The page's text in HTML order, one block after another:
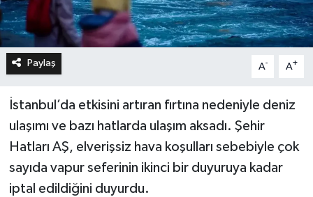
Paylaş A- A+
İstanbul’da etkisini artıran fırtına nedeniyle deniz
ulaşımı ve bazı hatlarda ulaşım aksadı. Şehir
Hatları AŞ, elverişsiz hava koşulları sebebiyle çok
sayıda vapur seferinin ikinci bir duyuruya kadar
iptal edildiğini duyurdu.